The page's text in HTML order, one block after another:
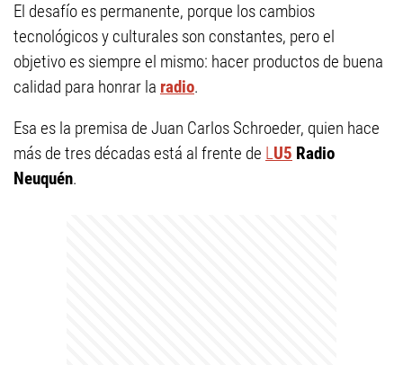
El desafío es permanente, porque los cambios
tecnológicos y culturales son constantes, pero el
objetivo es siempre el mismo: hacer productos de buena
calidad para honrar la radio.
Esa es la premisa de Juan Carlos Schroeder, quien hace
más de tres décadas está al frente de LU5 Radio
Neuquén.